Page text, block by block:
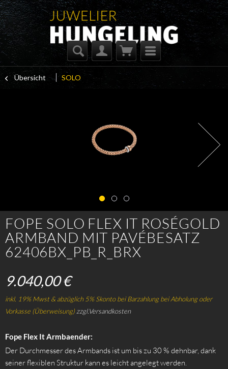
Übersicht SOLO
FOPE SOLO FLEX IT ROSÉGOLD
ARMBAND MIT PAVÉBESATZ
62406BX_PB_R_BRX
9.040,00 €
inkl. 19% Mwst & abzüglich 5% Skonto bei Barzahlung bei Abholung oder
Vorkasse (Überweisung)zzgl.Versandkosten
Fope Flex It Armbaender:
Der Durchmesser des Armbands ist um bis zu 30 % dehnbar, dank
seiner flexiblen Struktur kann es leicht angelegt werden.